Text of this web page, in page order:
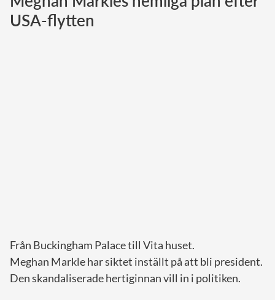
USA-flytten
Från Buckingham Palace till Vita huset.
Meghan Markle har siktet inställt på att bli president.
Den skandaliserade hertiginnan vill in i politiken.